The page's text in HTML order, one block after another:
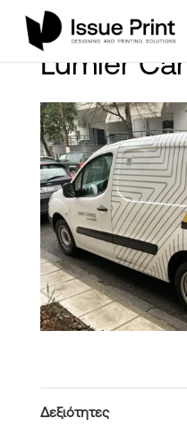
Lumier Car
Δεξιότητες